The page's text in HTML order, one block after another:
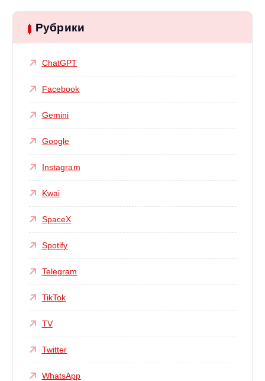
Рубрики
ChatGPT
Facebook
Gemini
Google
Instagram
Kwai
SpaceX
Spotify
Telegram
TikTok
TV
Twitter
WhatsApp